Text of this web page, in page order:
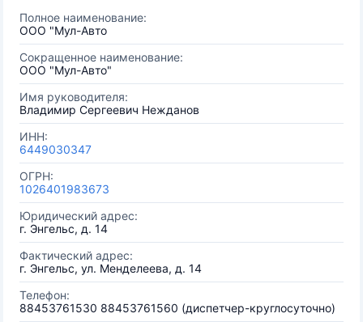
Полное наименование:
ООО "Мул-Авто
Сокращенное наименование:
ООО "Мул-Авто"
Имя руководителя:
Владимир Сергеевич Нежданов
ИНН:
6449030347
ОГРН:
1026401983673
Юридический адрес:
г. Энгельс, д. 14
Фактический адрес:
г. Энгельс, ул. Менделеева, д. 14
Телефон:
88453761530 88453761560 (диспетчер-круглосуточно)